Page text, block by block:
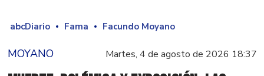
abcDiario Fama Facundo Moyano
MOYANO Martes, 4 de agosto de 2026 18:37